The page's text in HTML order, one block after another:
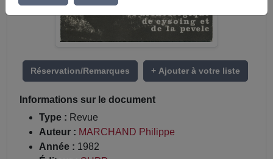
Réservation/Remarques + Ajouter à votre liste
Informations sur le document
Type : Revue
Auteur : MARCHAND Philippe
Année : 1982